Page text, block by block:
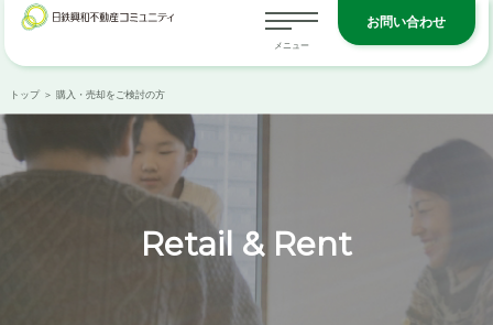
お問い合わせ
トップ＞ 購入・売却をご検討の方
Retail & Rent